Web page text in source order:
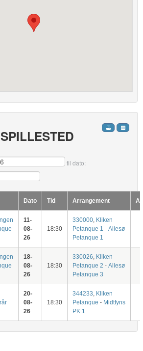
til dato:
Dato Tid Arrangement
11-
08-
26
18:30
330000, Kliken
Petanque 1 -Allesø
Petanque 1
18-
08-
26
18:30
330026, Kliken
Petanque 2 -Allesø
Petanque 3
20-
08-
26
18:30
344233, Kliken
Petanque - Midtfyns
PK 1